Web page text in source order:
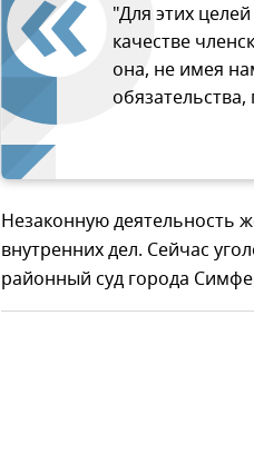
"Для этих
качестве
она, не имея
Незаконную деятельность
внутренних дел. Сейчас
районный суд города